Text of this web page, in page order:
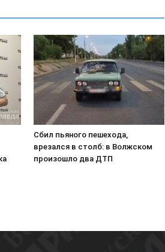
Сбил пьяного пешехода,
врезался в столб: в Волжском
произошло два ДТП